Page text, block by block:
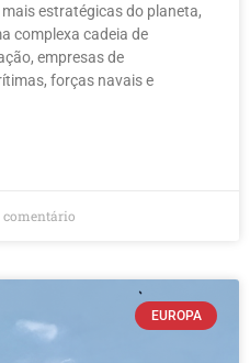
estratégicas do planeta,
complexa cadeia de
empresas de
forças navais e
comentário
EUROPA